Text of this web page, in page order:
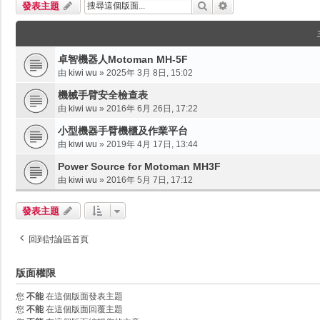
發表主題 搜尋
卓智機器人Motoman MH-5F
由 kiwi wu » 2025年 3月 8日, 15:02
機械手臂安全檢查表
由 kiwi wu » 2016年 6月 26日, 17:22
小型機器手臂機櫃及作業平台
由 kiwi wu » 2019年 4月 17日, 13:44
Power Source for Motoman MH3F
由 kiwi wu » 2016年 5月 7日, 17:12
發表主題
回到討論區首頁
版面權限
您 不能在這個版面發表主題
您 不能在這個版面回覆主題